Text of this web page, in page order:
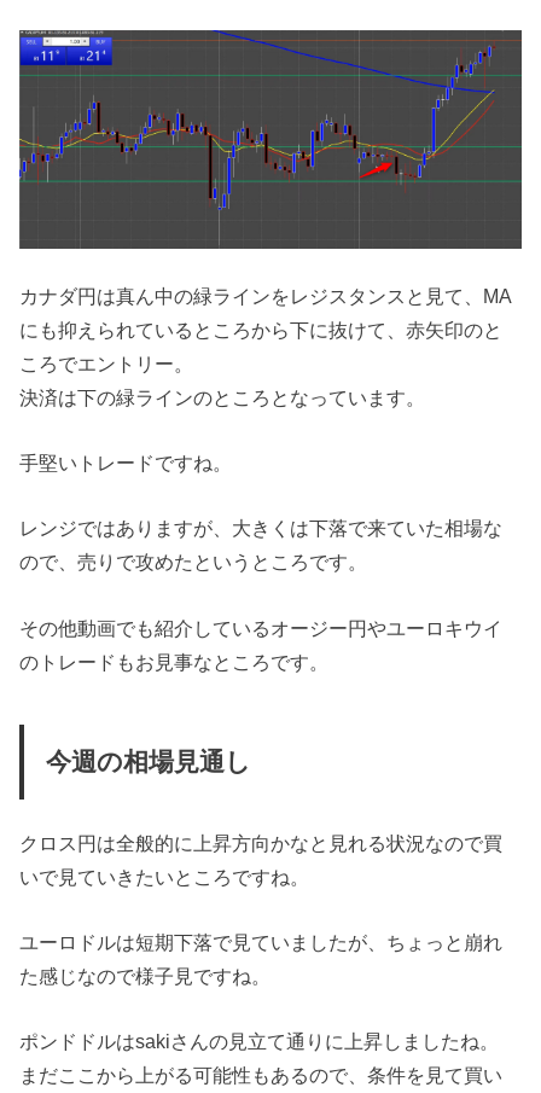
カナダ円は真ん中の緑ラインをレジスタンスと見て、MA
にも抑えられているところから下に抜けて、赤矢印のと
ころでエントリー。
決済は下の緑ラインのところとなっています。
手堅いトレードですね。
レンジではありますが、大きくは下落で来ていた相場な
ので、売りで攻めたというところです。
その他動画でも紹介しているオージー円やユーロキウイ
のトレードもお見事なところです。
今週の相場見通し
クロス円は全般的に上昇方向かなと見れる状況なので買
いで見ていきたいところですね。
ユーロドルは短期下落で見ていましたが、ちょっと崩れ
た感じなので様子見ですね。
ポンドドルはsakiさんの見立て通りに上昇しましたね。
まだここから上がる可能性もあるので、条件を見て買い